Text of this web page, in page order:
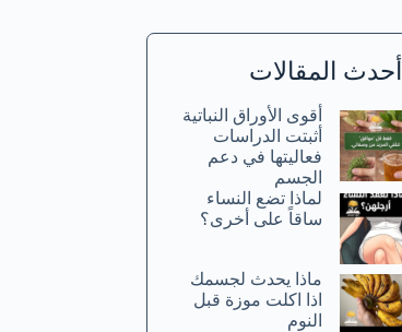
أحدث المقالات
أقوى الأوراق النباتية
أثبتت الدراسات
فعاليتها في دعم
الجسم
لماذا تضع النساء
ساقاً على أخرى؟
ماذا يحدث لجسمك
اذا اكلت موزة قبل
النوم